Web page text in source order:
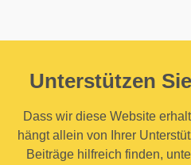
Unterstützen
Dass wir diese Website
hängt allein von Ihrer
Beiträge hilfreich finden,